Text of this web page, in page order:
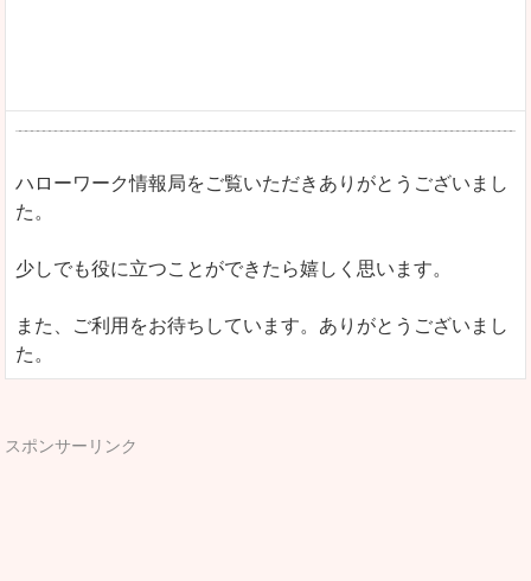
ハローワーク情報局をご覧いただきありがとうございまし
た。
少しでも役に立つことができたら嬉しく思います。
また、ご利用をお待ちしています。ありがとうございまし
た。
スポンサーリンク